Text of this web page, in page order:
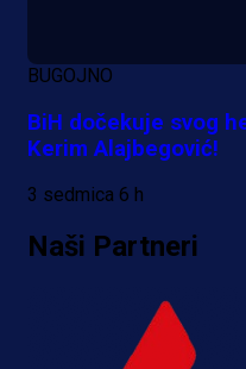
BUGOJNO
BiH dočekuje svog
Kerim Alajbegović!
3 sedmica 6 h
Naši Partneri